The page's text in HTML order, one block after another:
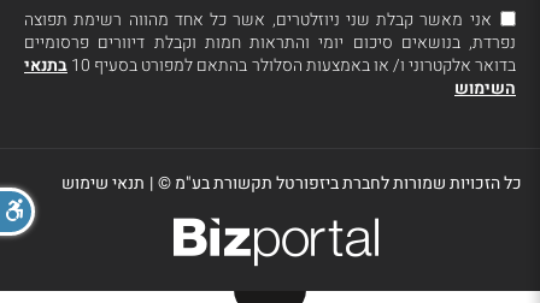
אני מאשר קבלת שני ניוזלטרים, אשר כל אחד מהווה רשימת תפוצה
נפרדת, בנושאים סיכום יומי והתראות חמות וקבלת דיוורים פרסומיים
בדואר אלקטרוני ו/ או באמצעות הסלולר בהתאם למפורט בסעיף 10
בתנאי
השימוש
כל הזכויות שמורות לחברת ביזפורטל תקשורת בע"מ ©| תנאי שימוש